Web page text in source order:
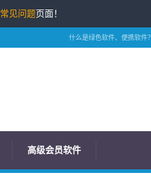
什么是绿色软件、便携软件？
高级会员软件
常见问题页面！